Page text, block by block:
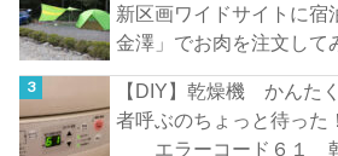
新区画ワイドサイトに宿
金澤」でお肉を注文して
【DIY】乾燥機 かんた
者呼ぶのちょっと待っ
エラーコード６１ 乾